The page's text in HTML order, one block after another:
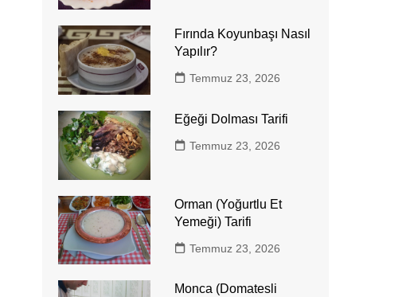
Fırında Koyunbaşı Nasıl
Yapılır?
Temmuz 23, 2026
Eğeği Dolması Tarifi
Temmuz 23, 2026
Orman (Yoğurtlu Et
Yemeği) Tarifi
Temmuz 23, 2026
Monca (Domatesli